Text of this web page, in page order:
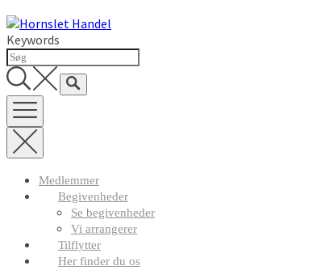
Skip
to
content
Keywords
Medlemmer
Begivenheder
Se begivenheder
Vi arrangerer
Tilflytter
Her finder du os